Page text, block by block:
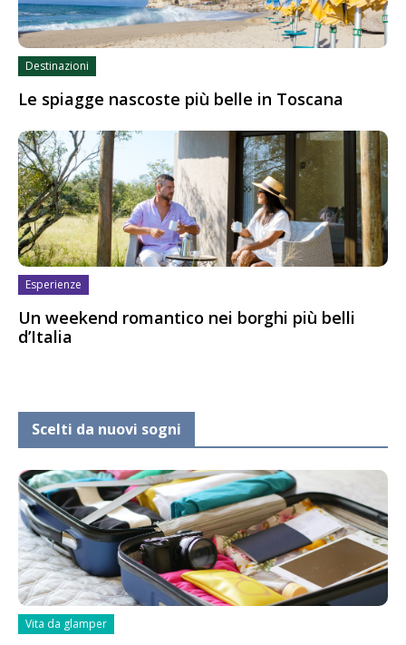
Destinazioni
Le spiagge nascoste più belle in Toscana
Esperienze
Un weekend romantico nei borghi più belli
d’Italia
Scelti da nuovi sogni
Vita da glamper